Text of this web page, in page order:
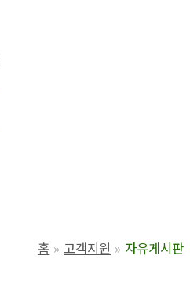
홈 고객지원 자유게시판